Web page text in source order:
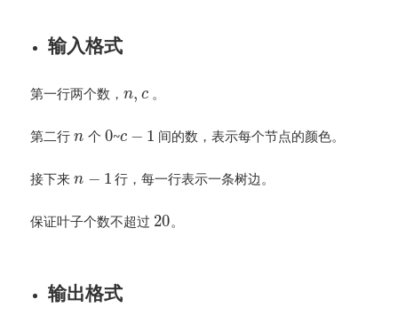
输入格式
第一行两个数，n, c。
第二行n 个 0~c − 1 间的数，表示每个节点的颜色。
接下来n − 1 行，每一行表示一条树边。
保证叶子个数不超过 20。
输出格式